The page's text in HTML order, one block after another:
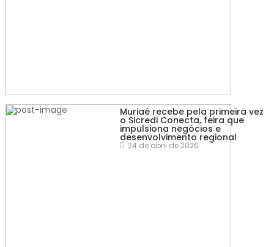
Muriaé recebe pela primeira vez
o Sicredi Conecta, feira que
impulsiona negócios e
desenvolvimento regional
24 de abril de 2026